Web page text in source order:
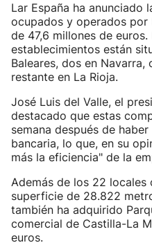
Lar España ha anunciado
ocupados y operados
de 47,6 millones de
establecimientos están
Baleares, dos en
restante en La Rioja.
José Luis del Valle, el
destacado que estas
semana después de
bancaria, lo que, en su
más la eficiencia" de la
Además de los 22 locales
superficie de 28.822
también ha adquirido
comercial de Castilla-La
euros.